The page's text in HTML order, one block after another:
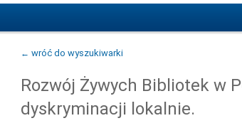
← wróć do wyszukiwarki
Rozwój Żywych Bibliotek w
dyskryminacji lokalnie.